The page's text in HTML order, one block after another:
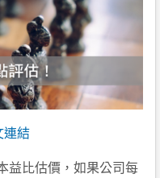
連結
益比估價，如果公司每